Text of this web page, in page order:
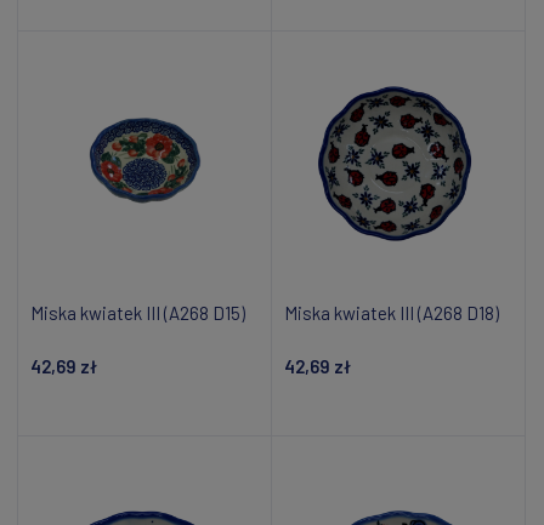
Miska kwiatek III (A268 D15)
42,69 zł
Miska kwiatek III (A268 D18)
42,69 zł